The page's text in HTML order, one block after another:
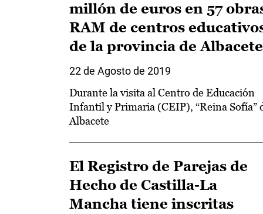
millón de euros en 57
RAM de centros
de la provincia de Albacete
22 de Agosto de 2019
Durante la visita al Centro de Educación
Infantil y Primaria (CEIP), “Reina Sofía”
Albacete
El Registro de Parejas de
Hecho de Castilla-La
Mancha tiene inscritas